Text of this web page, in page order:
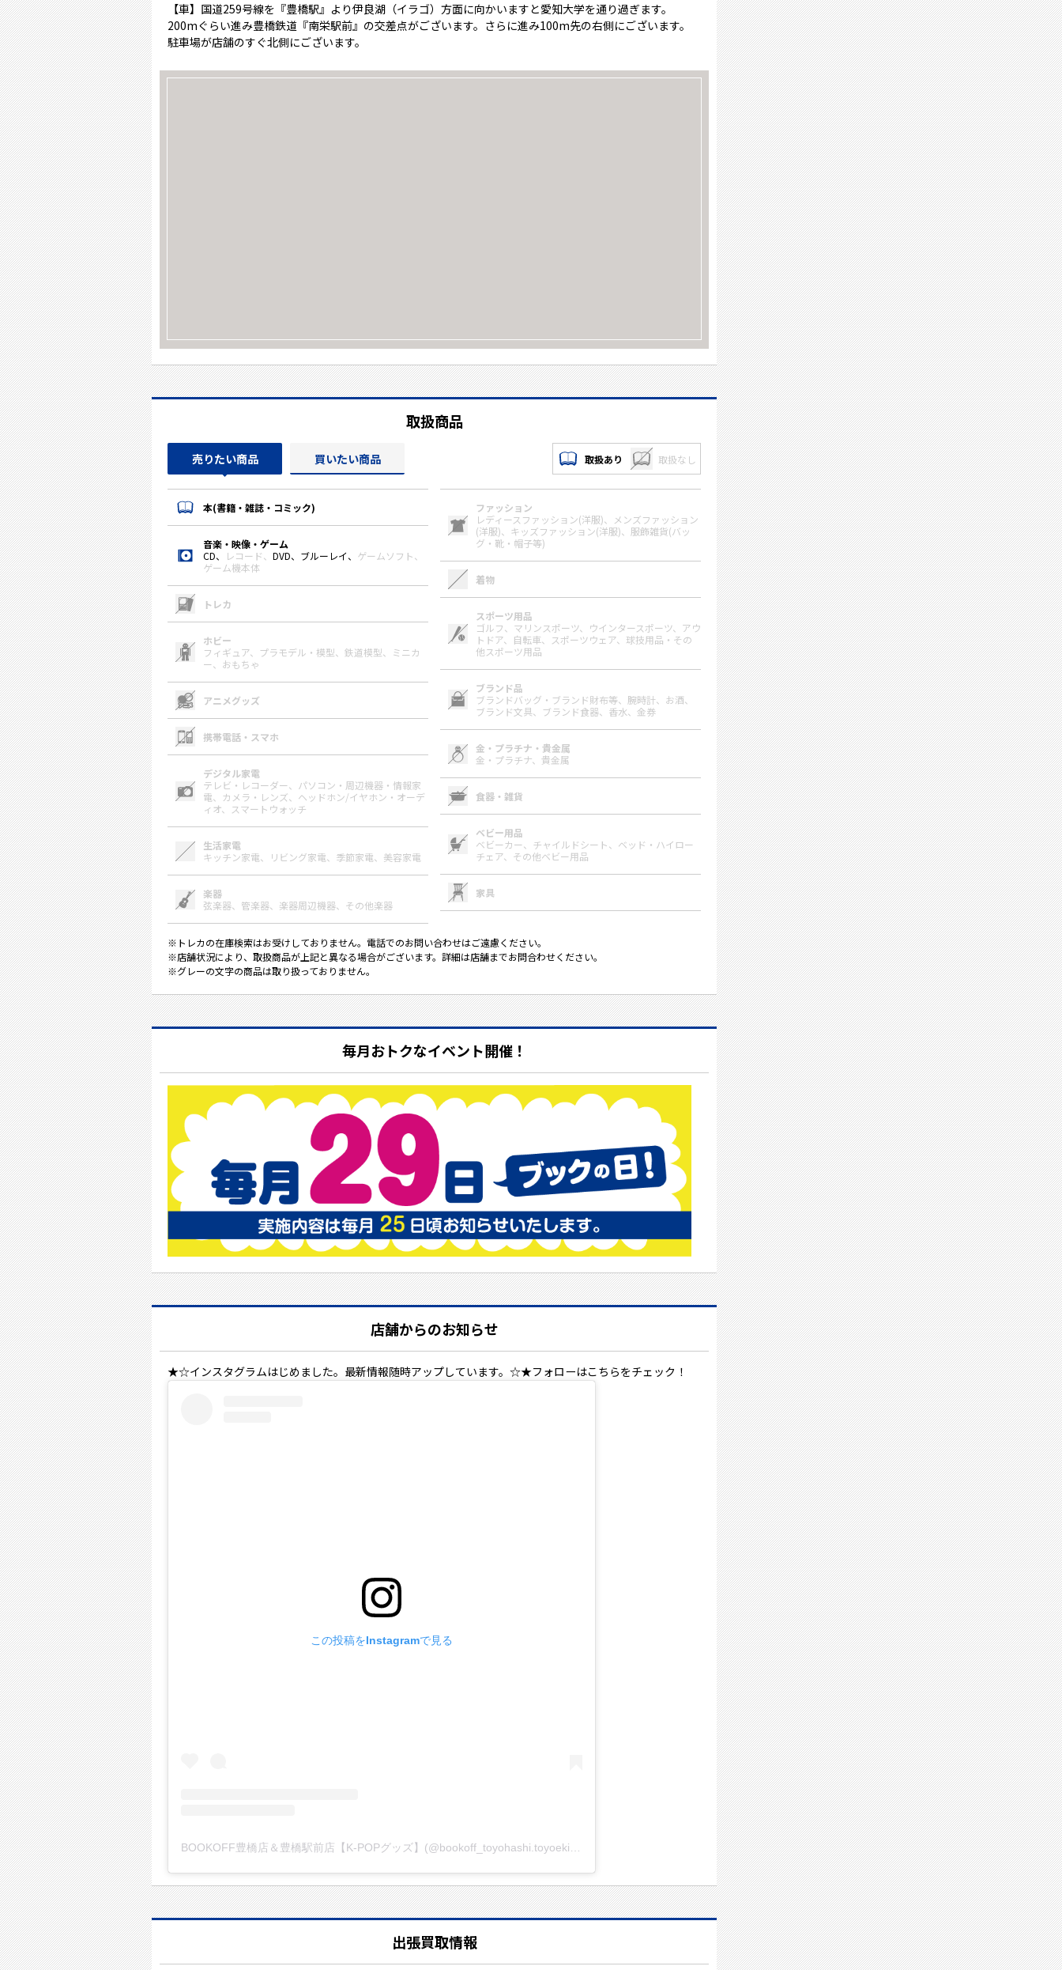
【車】国道259号線を『豊橋駅』より伊良湖（イラゴ）方面に向かいますと愛知大学を通り過ぎます。
200mぐらい進み豊橋鉄道『南栄駅前』の交差点がございます。さらに進み100m先の右側にございます。
駐車場が店舗のすぐ北側にございます。
取扱商品
売りたい商品 買いたい商品 取扱あり 取扱なし
本(書籍・雑誌・コミック)
音楽・映像・ゲーム
CD、
レコード、 DVD、ブルーレイ、 ゲームソフト、
ゲーム機本体
トレカ
ホビー
フィギュア、 プラモデル・模型、 鉄道模型、
ミニカ
ー、 おもちゃ
アニメグッズ
携帯電話・スマホ
デジタル家電
テレビ・レコーダー、
パソコン・周辺機器・情報家
電、 カメラ・レンズ、 ヘッドホン/イヤホン・オーデ
ィオ、
スマートウォッチ
生活家電
キッチン家電、
リビング家電、 季節家電、 美容家電
楽器
弦楽器、 管楽器、 楽器周辺機器、 その他楽器
ファッション
レディースファッション(洋服)、
メンズファッション
(洋服)、 キッズファッション(洋服)、 服飾雑貨(バッ
グ・靴・帽子等)
着物
スポーツ用品
ゴルフ、 マリンスポーツ、 ウインタースポーツ、 アウ
トドア、
自転車、 スポーツウェア、 球技用品・その
他スポーツ用品
ブランド品
ブランドバッグ・ブランド財布等、 腕時計、 お酒、
ブランド文具、
ブランド食器、 香水、 金券
金・プラチナ・貴金属
金・プラチナ、 貴金属
食器・雑貨
ベビー用品
ベビーカー、 チャイルドシート、 ベッド・ハイロー
チェア、 その他ベビー用品
家具
※トレカの在庫検索はお受けしておりません。電話でのお問い合わせはご遠慮ください。
※店舗状況により、取扱商品が上記と異なる場合がございます。詳細は店舗までお問合わせください。
※グレーの文字の商品は取り扱っておりません。
毎月おトクなイベント開催！
店舗からのお知らせ
★☆インスタグラムはじめました。最新情報随時アップしています。☆★フォローはこちらをチェック！
この投稿をInstagramで見る
出張買取情報